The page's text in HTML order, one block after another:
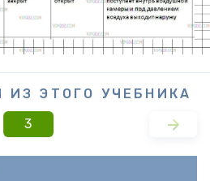
ИЗ ЭТОГО УЧЕБНИКА
3